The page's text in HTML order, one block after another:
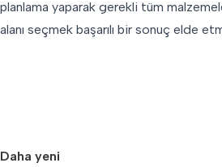
planlama yaparak gerekli tüm
alanı seçmek başarılı bir sonuç elde
Daha yeni